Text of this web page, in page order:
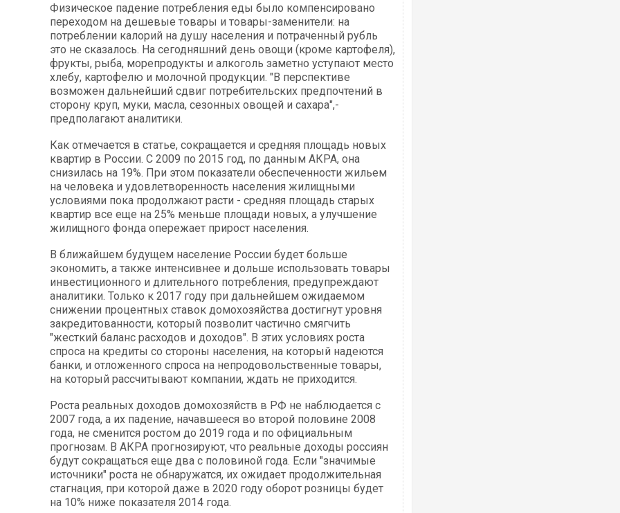
Физическое падение потребления еды было компенсировано
переходом на дешевые товары и товары-заменители: на
потреблении калорий на душу населения и потраченный рубль
это не сказалось. На сегодняшний день овощи (кроме картофеля),
фрукты, рыба, морепродукты и алкоголь заметно уступают место
хлебу, картофелю и молочной продукции. "В перспективе
возможен дальнейший сдвиг потребительских предпочтений в
сторону круп, муки, масла, сезонных овощей и сахара",-
предполагают аналитики.
Как отмечается в статье, сокращается и средняя площадь новых
квартир в России. С 2009 по 2015 год, по данным АКРА, она
снизилась на 19%. При этом показатели обеспеченности жильем
на человека и удовлетворенность населения жилищными
условиями пока продолжают расти - средняя площадь старых
квартир все еще на 25% меньше площади новых, а улучшение
жилищного фонда опережает прирост населения.
В ближайшем будущем население России будет больше
экономить, а также интенсивнее и дольше использовать товары
инвестиционного и длительного потребления, предупреждают
аналитики. Только к 2017 году при дальнейшем ожидаемом
снижении процентных ставок домохозяйства достигнут уровня
закредитованности, который позволит частично смягчить
"жесткий баланс расходов и доходов". В этих условиях роста
спроса на кредиты со стороны населения, на который надеются
банки, и отложенного спроса на непродовольственные товары,
на который рассчитывают компании, ждать не приходится.
Роста реальных доходов домохозяйств в РФ не наблюдается с
2007 года, а их падение, начавшееся во второй половине 2008
года, не сменится ростом до 2019 года и по официальным
прогнозам. В АКРА прогнозируют, что реальные доходы россиян
будут сокращаться еще два с половиной года. Если "значимые
источники" роста не обнаружатся, их ожидает продолжительная
стагнация, при которой даже в 2020 году оборот розницы будет
на 10% ниже показателя 2014 года.